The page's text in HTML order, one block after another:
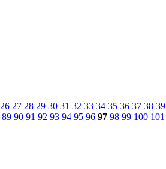
26 27 28 29 30 31 32 33 34 35 36 37 38 39
89 90 91 92 93 94 95 96 97 98 99 100 101